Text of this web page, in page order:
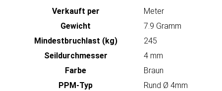
Verkauft per
Meter
Gewicht
7.9 Gramm
Mindestbruchlast (kg)
245
Seildurchmesser
4 mm
Farbe
Braun
PPM-Typ
Rund Ø 4mm